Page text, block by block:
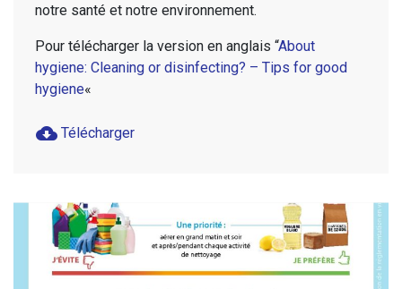
notre santé et notre environnement.
Pour télécharger la version en anglais “About
hygiene: Cleaning or disinfecting? – Tips for good
hygiene«
cloud_download Télécharger